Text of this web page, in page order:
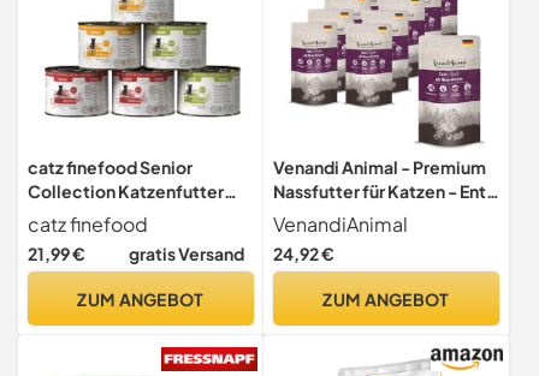
catz finefood Senior
Collection Katzenfutter
nass - Premium Nassfutter
für Ihre Senior Katze -
getreidefrei, ohne Zucker,
Vitamine & Mineralien (6 x
catz finefood
21,99 € gratis Versand
ZUM ANGEBOT
Venandi Animal - Premium
Nassfutter für Katzen - Ente
als Monoprotein 12er Pack
(12 x 125 g), getreidefrei,
Monoprotein
VenandiAnimal
24,92 €
ZUM ANGEBOT